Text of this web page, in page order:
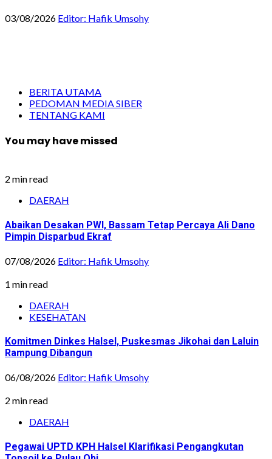
03/08/2026 Editor: Hafik Umsohy
BERITA UTAMA
PEDOMAN MEDIA SIBER
TENTANG KAMI
You may have missed
2 min read
DAERAH
Abaikan Desakan PWI, Bassam Tetap Percaya Ali Dano
Pimpin Disparbud Ekraf
07/08/2026 Editor: Hafik Umsohy
1 min read
DAERAH
KESEHATAN
Komitmen Dinkes Halsel, Puskesmas Jikohai dan Laluin
Rampung Dibangun
06/08/2026 Editor: Hafik Umsohy
2 min read
DAERAH
Pegawai UPTD KPH Halsel Klarifikasi Pengangkutan